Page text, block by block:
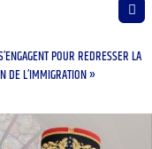
POUR REDRESSER LA
DE L’IMMIGRATION »